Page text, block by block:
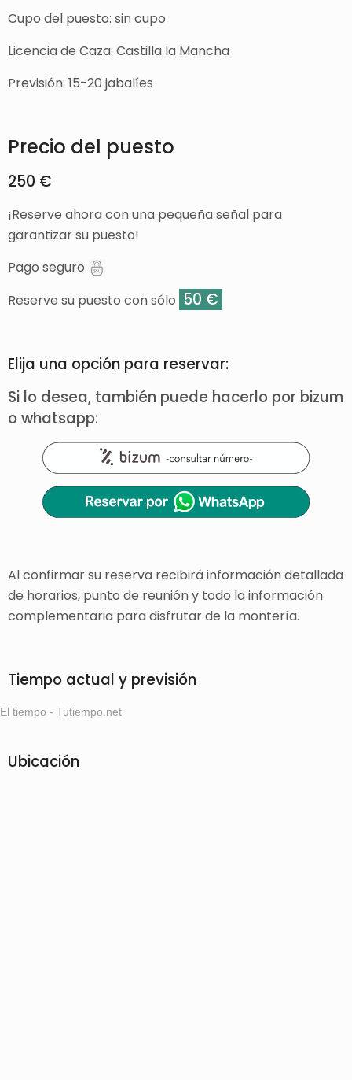
Cupo del puesto: sin cupo
Licencia de Caza: Castilla la Mancha
Previsión: 15-20 jabalíes
Precio del puesto
250 €
¡Reserve ahora con una pequeña señal para
garantizar su puesto!
Pago seguro
Reserve su puesto con sólo 50 €
Elija una opción para reservar:
Si lo desea, también puede hacerlo por bizum
o whatsapp:
Al confirmar su reserva recibirá información detallada
de horarios, punto de reunión y todo la información
complementaria para disfrutar de la montería.
Tiempo actual y previsión
El tiempo - Tutiempo.net
Ubicación